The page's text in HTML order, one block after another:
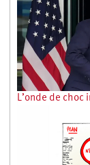
L’onde de choc